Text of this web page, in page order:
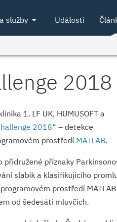
službyarrow_drop_down Události
1. LF UK, HUMUSOFT a
2018“ – detekce
prostředí MATLAB.
příznaky
slabik a klasifikujícího
prostředí MATLAB
od šedesáti mluvčích.